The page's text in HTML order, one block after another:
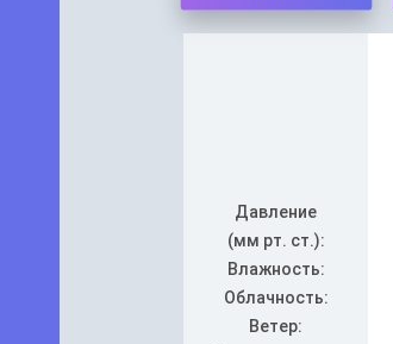
Давление
(мм рт. ст.):
Влажность:
Облачность:
Ветер: